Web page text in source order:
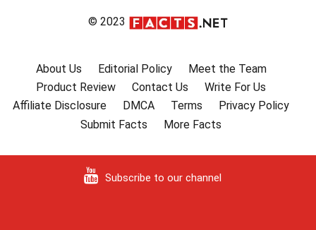
© 2023
About Us Editorial Policy
Meet the Team
Product Review
Contact Us
Write For Us
Affiliate Disclosure
DMCA Terms
Privacy Policy
Submit Facts
More Facts
Subscribe to our channel